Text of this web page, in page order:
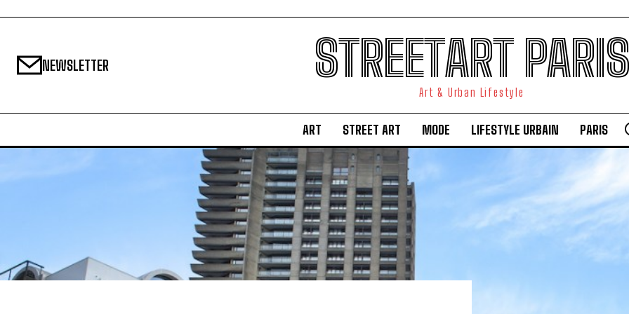
NEWSLETTER STREETART PARIS
Art & Urban Lifestyle
ART STREET ART MODE LIFESTYLE URBAIN PARIS